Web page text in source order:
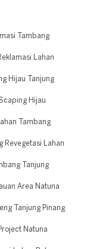
Tambang
Lahan
Hijau Tanjung
Hijau
Tambang
Revegetasi Lahan
Tanjung
Area Natuna
Tanjung Pinang
Natuna